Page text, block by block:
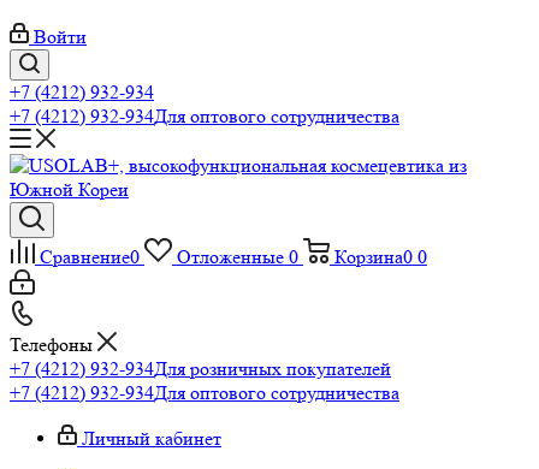
Войти
+7 (4212) 932-934
+7 (4212) 932-934Для оптового сотрудничества
Сравнение0 Отложенные 0 Корзина0 0
Телефоны
+7 (4212) 932-934Для розничных покупателей
+7 (4212) 932-934Для оптового сотрудничества
Личный кабинет